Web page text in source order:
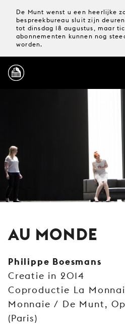
De Munt wenst u een heerlijke
bespreekbureau sluit zijn
tot dinsdag 18 augustus, maar
abonnementen kunnen nog
worden.
AU MONDE
Philippe Boesmans
Creatie in 2014
Coproductie La
Monnaie / De Munt,
(Paris)